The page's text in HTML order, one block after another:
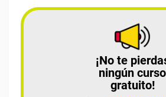
¡No te
ningún curso
gratuito!